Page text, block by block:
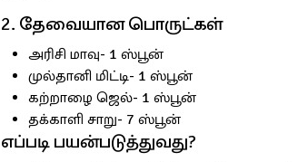
2. தேவையான பொருட்கள்
அரிசி மாவு- 1 ஸ்பூன்
முல்தானி மிட்டி- 1 ஸ்பூன்
கற்றாழை ஜெல்- 1 ஸ்பூன்
தக்காளி சாறு- 7 ஸ்பூன்
எப்படி பயன்படுத்துவது?